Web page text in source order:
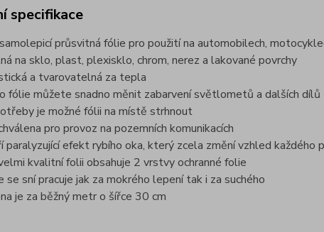
specifikace
průsvitná fólie pro použití na automobilech,
na sklo, plast, plexisklo, chrom, nerez a lakované povrchy
a tvarovatelná za tepla
fólie můžete snadno měnit zabarvení světlometů a dalších dílů
je možné fólii na místě strhnout
pro provoz na pozemních komunikacích
efekt rybího oka, který zcela změní vzhled každého
kvalitní folii obsahuje 2 vrstvy ochranné folie
se sní pracuje jak za mokrého lepení tak i za suchého
je za běžný metr o šířce 30 cm